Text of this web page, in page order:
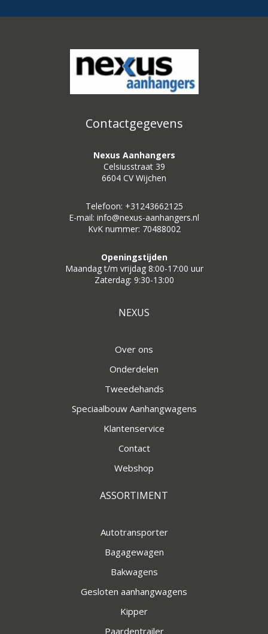
Contactgegevens
Nexus Aanhangers
Celsiusstraat 39
6604 CV Wijchen
Telefoon: +31243662125
E-mail: info@nexus-aanhangers.nl
KvK nummer: 70488002
Openingstijden
Maandag t/m vrijdag 8:00-17:00 uur
Zaterdag: 9:30-13:00
NEXUS
Over ons
Onderdelen
Tweedehands
Speciaalbouw Aanhangwagens
Klantenservice
Contact
Webshop
ASSORTIMENT
Autotransporter
Bagagewagen
Bakwagens
Gesloten aanhangwagens
Kipper
Paardentrailer